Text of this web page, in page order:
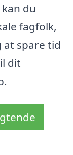
du
fagfolk,
spare tid
dit